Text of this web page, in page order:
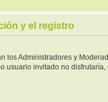
y el registro
los Administradores y
usuario invitado no